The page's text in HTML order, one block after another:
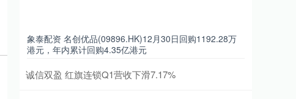
象泰配资 名创优品(09896.HK)12月30日回购1192.28万
港元，年内累计回购4.35亿港元
诚信双盈 红旗连锁Q1营收下滑7.17%